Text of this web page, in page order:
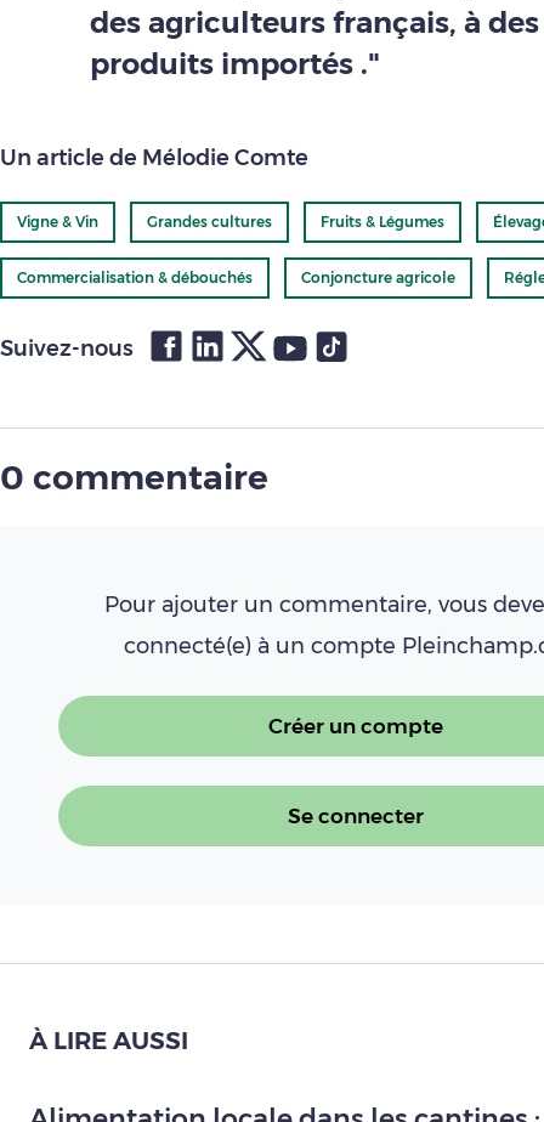
des agriculteurs français, à des
produits importés ."
Un article de Mélodie Comte
Vigne & Vin Grandes cultures Fruits & Légumes
Commercialisation & débouchés Conjoncture agricole
Suivez-nous
0 commentaire
Pour ajouter un commentaire, vous
connecté(e) à un compte
Créer un compte
Se connecter
À LIRE AUSSI